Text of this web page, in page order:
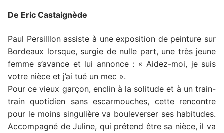
De Eric Castaignède
Paul Persilllon assiste à une exposition de peinture sur
Bordeaux lorsque, surgie de nulle part, une très jeune
femme s’avance et lui annonce : « Aidez-moi, je suis
votre nièce et j’ai tué un mec ».
Pour ce vieux garçon, enclin à la solitude et à un train-
train quotidien sans escarmouches, cette rencontre
pour le moins singulière va bouleverser ses habitudes.
Accompagné de Juline, qui prétend être sa nièce, il va